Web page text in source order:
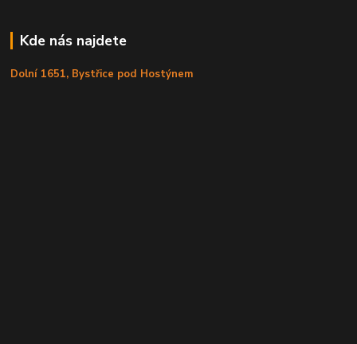
Kde nás najdete
Dolní 1651, Bystřice pod Hostýnem